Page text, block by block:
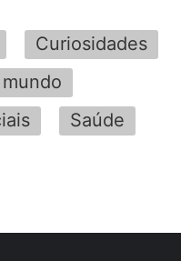
Curiosidades
mundo
Saúde